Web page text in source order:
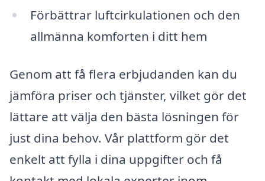
Förbättrar luftcirkulationen och den
allmänna komforten i ditt hem
Genom att få flera erbjudanden kan du
jämföra priser och tjänster, vilket gör det
lättare att välja den bästa lösningen för
just dina behov. Vår plattform gör det
enkelt att fylla i dina uppgifter och få